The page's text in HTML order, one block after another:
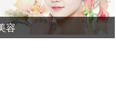
容
校概况